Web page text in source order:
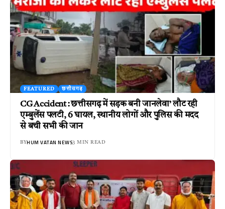
FEATURED छत्तीसगढ़
CG Accident : छत्तीसगढ़ में सड़क बनी जानलेवा’ लौट रही
एम्बुलेंस पलटी, 6 घायल, स्थानीय लोगों और पुलिस की मदद
से बची सभी की जान
BYHUM VATAN NEWS3 MIN READ